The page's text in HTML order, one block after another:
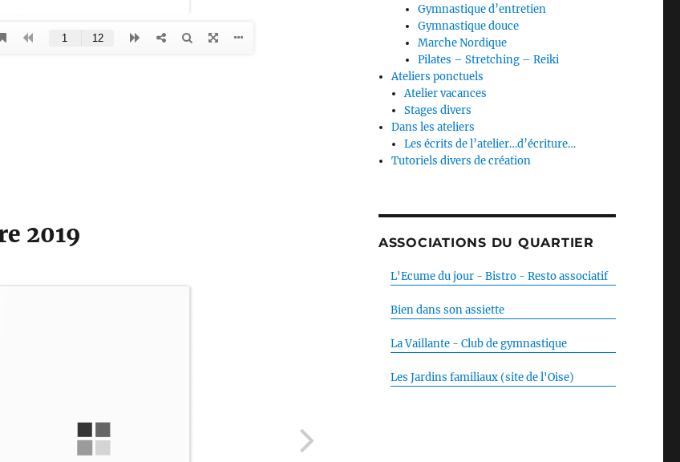
2019
Gymnastique d’entretien
Gymnastique douce
Marche Nordique
Pilates – Stretching – Reiki
Ateliers ponctuels
Atelier vacances
Stages divers
Dans les ateliers
Les écrits de l’atelier…d’écriture…
Tutoriels divers de création
ASSOCIATIONS DU QUARTIER
L'Ecume du jour - Bistro - Resto associatif
Bien dans son assiette
La Vaillante - Club de gymnastique
Les Jardins familiaux (site de l'Oise)